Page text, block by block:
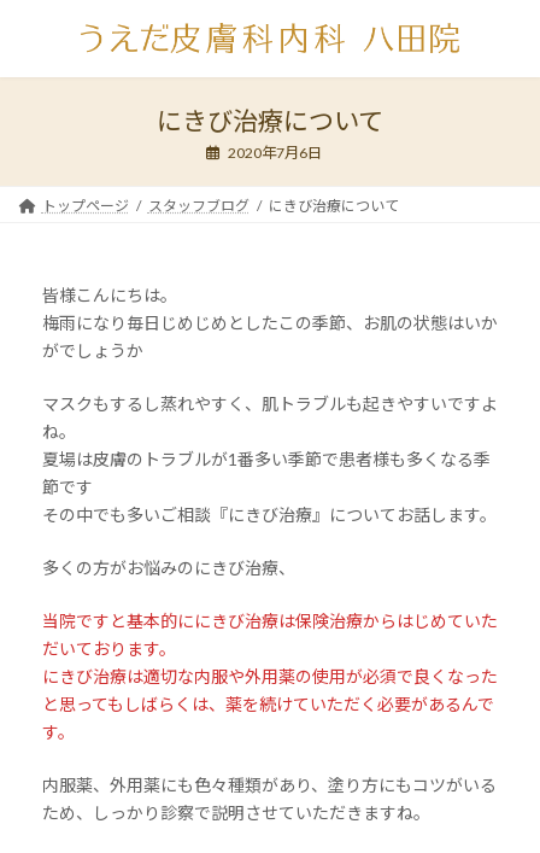
ン
ー
にきび治療について
2020年7月6日
トップページ スタッフブログ にきび治療について
皆様こんにちは。
梅雨になり毎日じめじめとしたこの季節、お肌の状態はいか
がでしょうか
マスクもするし蒸れやすく、肌トラブルも起きやすいですよ
ね。
夏場は皮膚のトラブルが1番多い季節で患者様も多くなる季
節です
その中でも多いご相談『にきび治療』についてお話します。
多くの方がお悩みのにきび治療、
当院ですと基本的ににきび治療は保険治療からはじめていた
だいております。
にきび治療は適切な内服や外用薬の使用が必須で良くなった
と思ってもしばらくは、薬を続けていただく必要があるんで
す。
内服薬、外用薬にも色々種類があり、塗り方にもコツがいる
ため、しっかり診察で説明させていただきますね。